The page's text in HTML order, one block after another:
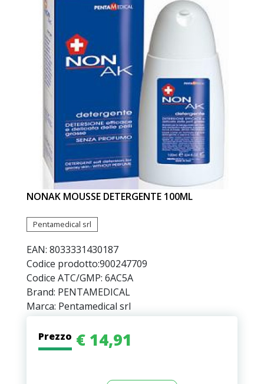
NONAK MOUSSE DETERGENTE 100ML
Pentamedical srl
EAN: 8033331430187
Codice prodotto:900247709
Codice ATC/GMP: 6AC5A
Brand: PENTAMEDICAL
Marca: Pentamedical srl
Prezzo € 14,91